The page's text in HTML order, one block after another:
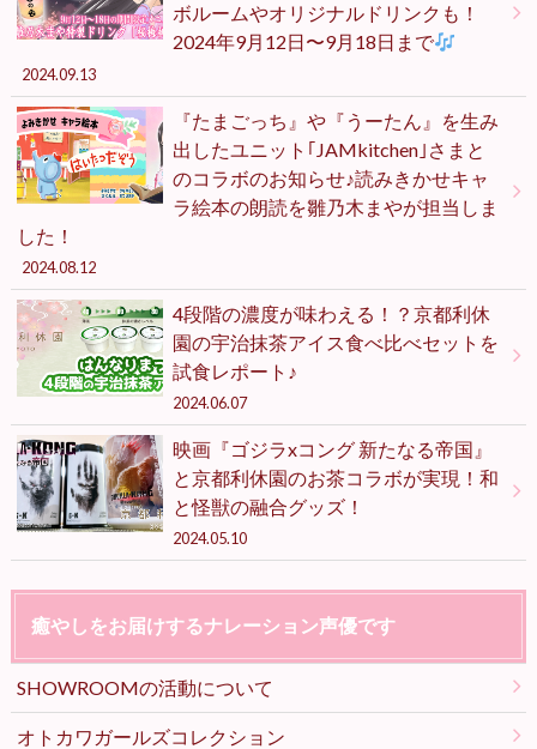
ボルームやオリジナルドリンクも！
2024年9月12日〜9月18日まで
2024.09.13
『たまごっち』や『うーたん』を生み
出したユニット｢JAMkitchen｣さまと
のコラボのお知らせ♪読みきかせキャ
ラ絵本の朗読を雛乃木まやが担当しま
した！
2024.08.12
4段階の濃度が味わえる！？京都利休
園の宇治抹茶アイス食べ比べセットを
試食レポート♪
2024.06.07
映画『ゴジラxコング 新たなる帝国』
と京都利休園のお茶コラボが実現！和
と怪獣の融合グッズ！
2024.05.10
癒やしをお届けするナレーション声優です
SHOWROOMの活動について
オトカワガールズコレクション